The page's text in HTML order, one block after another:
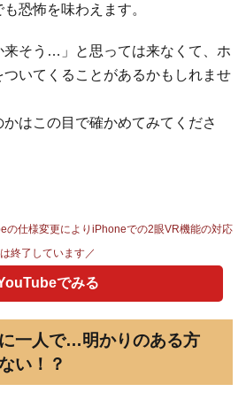
恐怖を味わえます。
来そう…」と思っては来なくて、ホ
いてくることがあるかもしれませ
はこの目で確かめてみてくださ
の仕様変更によりiPhoneでの2眼VR機能の対応
は終了しています／
でみる
一人で…明かりのある方
い！？